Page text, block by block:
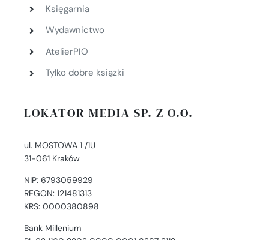
Księgarnia
Wydawnictwo
AtelierPIO
Tylko dobre książki
LOKATOR MEDIA SP. Z O.O.
ul. MOSTOWA 1 /1U
31-061 Kraków
NIP: 6793059929
REGON: 121481313
KRS: 0000380898
Bank Millenium